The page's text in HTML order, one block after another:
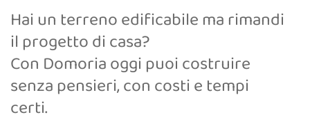
Hai un terreno edificabile ma rimandi
il progetto di casa?
Con Domoria oggi puoi costruire
senza pensieri, con costi e tempi
certi.